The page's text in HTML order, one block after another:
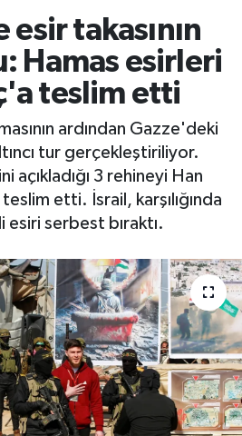
esir takasının
Hamas esirleri
teslim etti
ardından Gazze'deki
tur gerçekleştiriliyor.
açıkladığı 3 rehineyi Han
etti. İsrail, karşılığında
esiri serbest bıraktı.